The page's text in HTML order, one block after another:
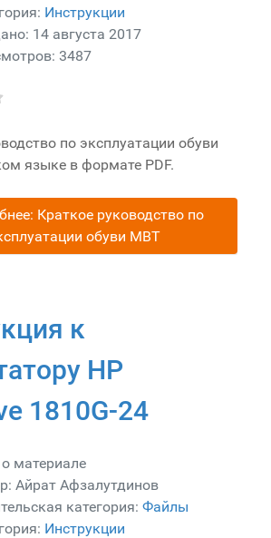
Инструкции
14 августа 2017
3487
по эксплуатации обуви
языке в формате PDF.
Краткое руководство по
обуви MBT
к
HP
1810G-24
материале
Айрат Афзалутдинов
категория: Файлы
Инструкции